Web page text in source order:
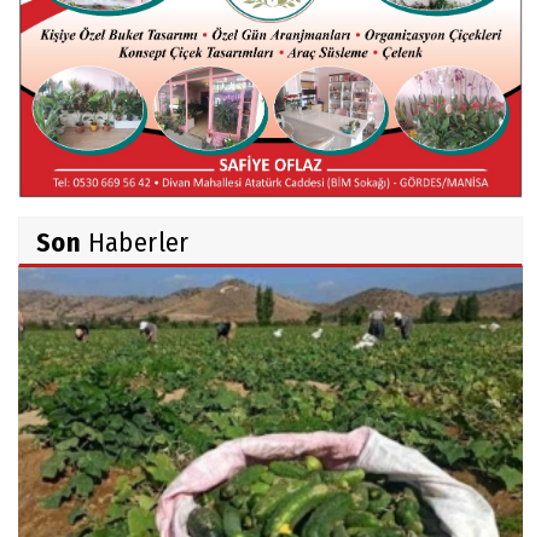
Röportaj Serisi-46: Konuk =Prof.Dr.Hakan
Atalay (Psikanaliz)
Hüseyin TUNÇAY
Gökçeada Gezimiz-IV
İsmail AYBEY
Belma Sebil'i Tanıyor Musunuz?
Prof.Dr.Ayşe İLKER
Adı Sanı Olmak
Eylül SEYHAN
Son Haberler